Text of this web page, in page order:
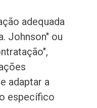
adequada
Johnson" ou
adaptar a
específico